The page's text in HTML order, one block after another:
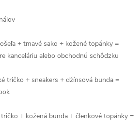
+ tmavé sako + kožené topánky =
kanceláriu alebo obchodnú schôdzku
tričko + sneakers + džínsová bunda =
+ kožená bunda + členkové topánky =